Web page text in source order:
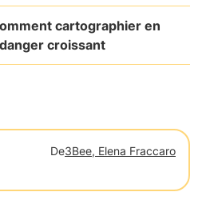
cartographier en
croissant
De3Bee, Elena Fraccaro